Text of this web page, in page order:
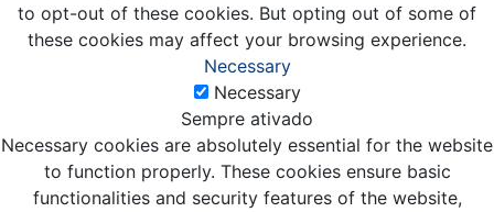
to opt-out of these cookies. But opting out of some of
these cookies may affect your browsing experience.
Necessary
Necessary
Sempre ativado
Necessary cookies are absolutely essential for the website
to function properly. These cookies ensure basic
functionalities and security features of the website,